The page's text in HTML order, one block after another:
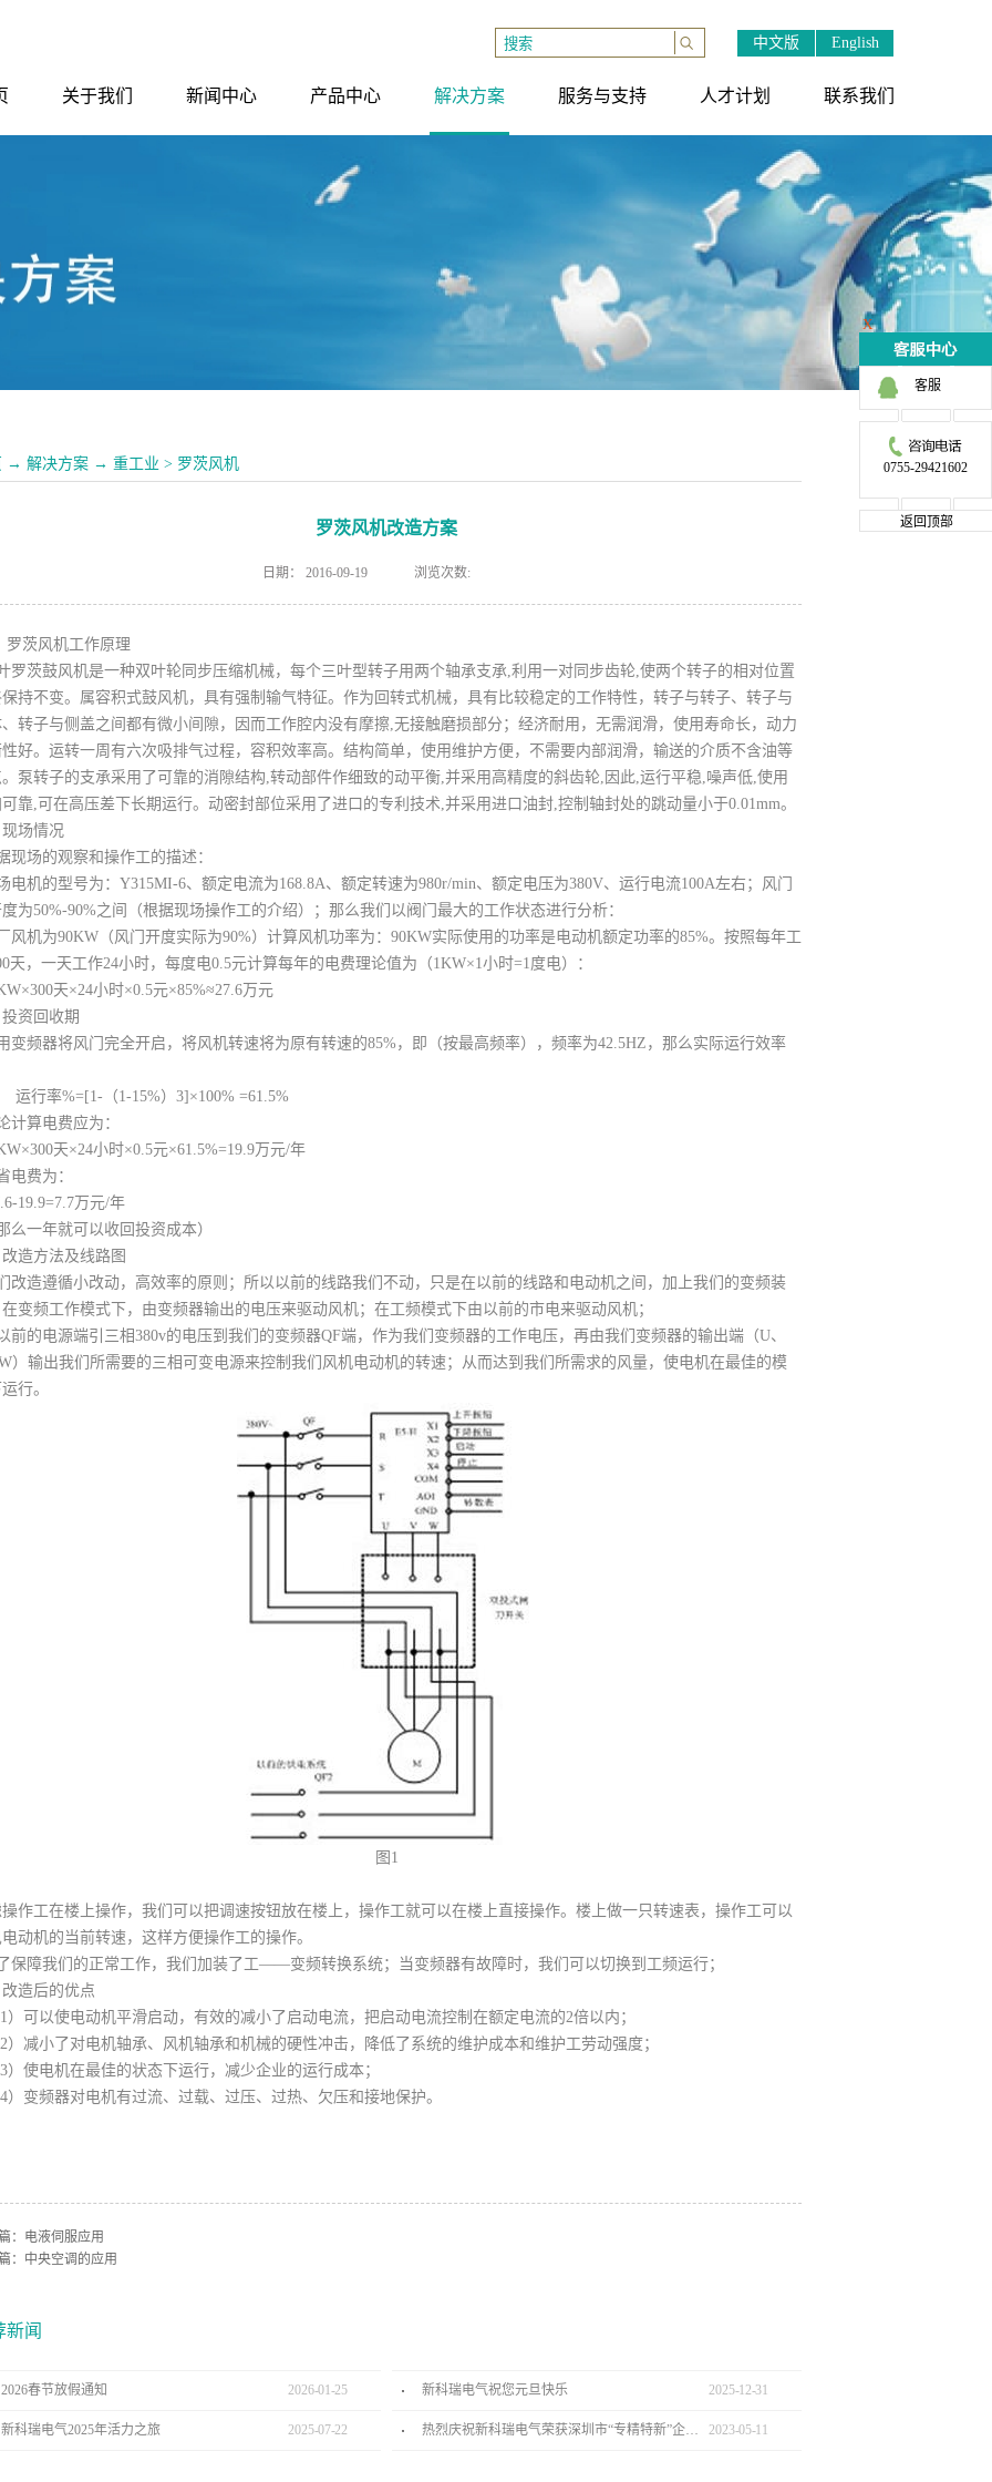
中文版 English
关于我们 新闻中心 产品中心 解决方案 服务与支持 人才计划 联系我们
→ 解决方案 → 重工业 > 罗茨风机
罗茨风机改造方案
日期： 2016-09-19 浏览次数:
罗茨风机工作原理
罗茨鼓风机是一种双叶轮同步压缩机械，每个三叶型转子用两个轴承支承,利用一对同步齿轮,使两个转子的相对位置
持不变。属容积式鼓风机，具有强制输气特征。作为回转式机械，具有比较稳定的工作特性，转子与转子、转子与
、转子与侧盖之间都有微小间隙，因而工作腔内没有摩擦,无接触磨损部分；经济耐用，无需润滑，使用寿命长，动力
好。运转一周有六次吸排气过程，容积效率高。结构简单，使用维护方便，不需要内部润滑，输送的介质不含油等
泵转子的支承采用了可靠的消隙结构,转动部件作细致的动平衡,并采用高精度的斜齿轮,因此,运行平稳,噪声低,使用
可靠,可在高压差下长期运行。动密封部位采用了进口的专利技术,并采用进口油封,控制轴封处的跳动量小于0.01mm。
场情况
现场的观察和操作工的描述：
电机的型号为：Y315MI-6、额定电流为168.8A、额定转速为980r/min、额定电压为380V、运行电流100A左右；风门
为50%-90%之间（根据现场操作工的介绍）；那么我们以阀门最大的工作状态进行分析：
风机为90KW（风门开度实际为90%）计算风机功率为：90KW实际使用的功率是电动机额定功率的85%。按照每年工
天，一天工作24小时，每度电0.5元计算每年的电费理论值为（1KW×1小时=1度电）：
天×24小时×0.5元×85%≈27.6万元
资回收期
变频器将风门完全开启，将风机转速将为原有转速的85%，即（按最高频率），频率为42.5HZ，那么实际运行效率
率%=[1-（1-15%）3]×100% =61.5%
计算电费应为：
天×24小时×0.5元×61.5%=19.9万元/年
电费为：
19.9=7.7万元/年
么一年就可以收回投资成本）
改造方法及线路图
改造遵循小改动，高效率的原则；所以以前的线路我们不动，只是在以前的线路和电动机之间，加上我们的变频装
变频工作模式下，由变频器输出的电压来驱动风机；在工频模式下由以前的市电来驱动风机；
前的电源端引三相380v的电压到我们的变频器QF端，作为我们变频器的工作电压，再由我们变频器的输出端（U、
）输出我们所需要的三相可变电源来控制我们风机电动机的转速；从而达到我们所需求的风量，使电机在最佳的模
行。
图1
操作工在楼上操作，我们可以把调速按钮放在楼上，操作工就可以在楼上直接操作。楼上做一只转速表，操作工可以
动机的当前转速，这样方便操作工的操作。
保障我们的正常工作，我们加装了工——变频转换系统；当变频器有故障时，我们可以切换到工频运行；
造后的优点
）可以使电动机平滑启动，有效的减小了启动电流，把启动电流控制在额定电流的2倍以内；
）减小了对电机轴承、风机轴承和机械的硬性冲击，降低了系统的维护成本和维护工劳动强度；
）使电机在最佳的状态下运行，减少企业的运行成本；
）变频器对电机有过流、过载、过压、过热、欠压和接地保护。
： 电液伺服应用
： 中央空调的应用
新闻
2026春节放假通知 2026-01-25 新科瑞电气祝您元旦快乐 2025-12-31
新科瑞电气2025年活力之旅 2025-07-22 热烈庆祝新科瑞电气荣获深圳市“专精特新”企业认定 2023-05-11
X
客服
0755-29421602
返回顶部